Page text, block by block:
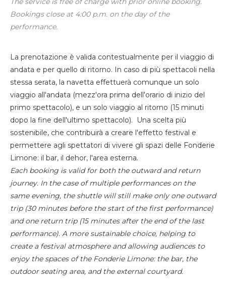
Bookings close at 4:00 p.m. on the day of the
performance.
La prenotazione è valida contestualmente per il viaggio di
andata e per quello di ritorno. In caso di più spettacoli nella
stessa serata, la navetta effettuerà comunque un solo
viaggio all'andata (mezz'ora prima dell'orario di inizio del
primo spettacolo), e un solo viaggio al ritorno (15 minuti
dopo la fine dell'ultimo spettacolo). Una scelta più
sostenibile, che contribuirà a creare l'effetto festival e
permettere agli spettatori di vivere gli spazi delle Fonderie
Limone: il bar, il dehor, l'area esterna.
Each booking is valid for both the outward and return
journey. In the case of multiple performances on the
same evening, the shuttle will still make only one outward
trip (30 minutes before the start of the first performance)
and one return trip (15 minutes after the end of the last
performance). A more sustainable choice, helping to
create a festival atmosphere and allowing audiences to
enjoy the spaces of the Fonderie Limone: the bar, the
outdoor seating area, and the external courtyard.